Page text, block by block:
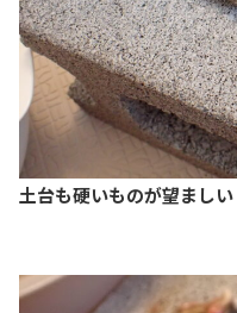
土台も硬いものが望ましい